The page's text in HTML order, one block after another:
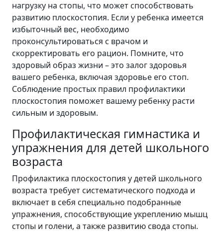
нагрузку на стопы, что может способствовать
развитию плоскостопия. Если у ребенка имеется
избыточный вес, необходимо
проконсультироваться с врачом и
скорректировать его рацион. Помните, что
здоровый образ жизни – это залог здоровья
вашего ребенка, включая здоровье его стоп.
Соблюдение простых правил профилактики
плоскостопия поможет вашему ребенку расти
сильным и здоровым.
Профилактическая гимнастика и
упражнения для детей школьного
возраста
Профилактика плоскостопия у детей школьного
возраста требует систематического подхода и
включает в себя специально подобранные
упражнения, способствующие укреплению мышц
стопы и голени, а также развитию свода стопы.